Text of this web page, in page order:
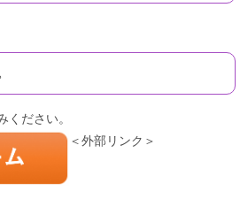
ください。
＜外部リンク＞